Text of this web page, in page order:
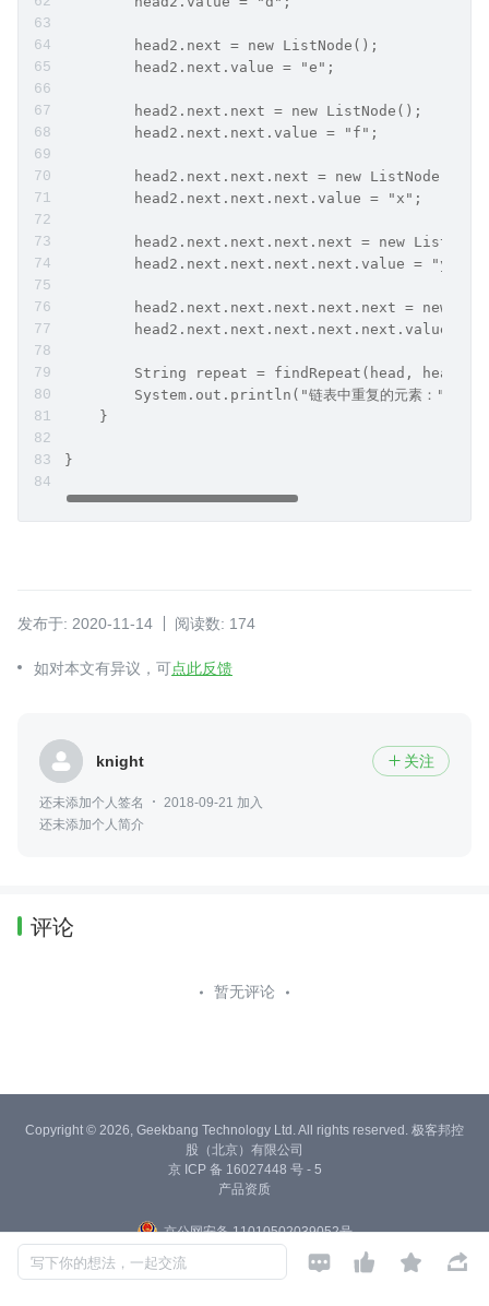
        head2.next = new ListNode();
        head2.next.value = "e";
        head2.next.next = new ListNode();
        head2.next.next.value = "f";
        head2.next.next.next = new ListNode();
        head2.next.next.next.value = "x";
head2.next.next.next.next = new
        head2.next.next.next.next.value = "y";
head2.next.next.next.next.next = new
head2.next.next.next.next.next.value =
        String repeat = findRepeat(head, head2);
System.out.println("链表中重复的元素：" +
    }
}
发布于: 2020-11-14 阅读数: 174
如对本文有异议，可点此反馈
knight  关注
还未添加个人签名
2018-09-21 加入
还未添加个人简介
评论
暂无评论
写下你的想法，一起交流    
Copyright © 2026, Geekbang Technology Ltd. All rights reserved. 极客邦控
股（北京）有限公司
京 ICP 备 16027448 号 - 5
产品资质
京公网安备 11010502039052号